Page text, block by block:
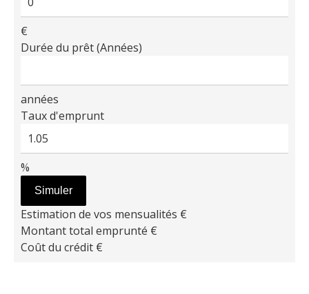
€
Durée du prêt (Années)
années
Taux d'emprunt
%
Simuler
Estimation de vos mensualités €
Montant total emprunté €
Coût du crédit €